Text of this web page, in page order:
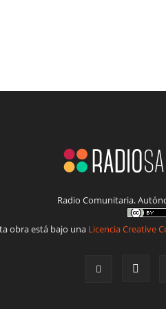
Radio Comunitaria.
obra está bajo una Licencia Creative